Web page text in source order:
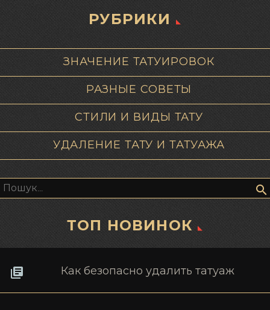
РУБРИКИ
ЗНАЧЕНИЕ ТАТУИРОВОК
РАЗНЫЕ СОВЕТЫ
СТИЛИ И ВИДЫ ТАТУ
УДАЛЕНИЕ ТАТУ И ТАТУАЖА
ТОП НОВИНОК
Как безопасно удалить татуаж